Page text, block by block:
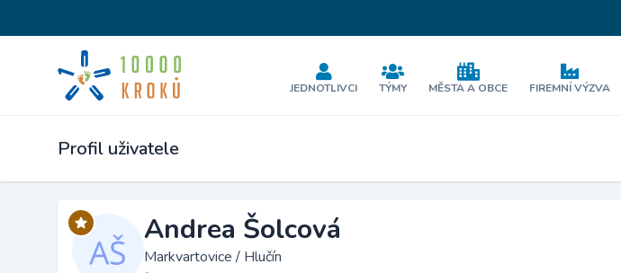
JEDNOTLIVCI TÝMY MĚSTA A OBCE FIREMNÍ VÝZVA
Profil uživatele
Andrea Šolcová
Markvartovice / Hlučín